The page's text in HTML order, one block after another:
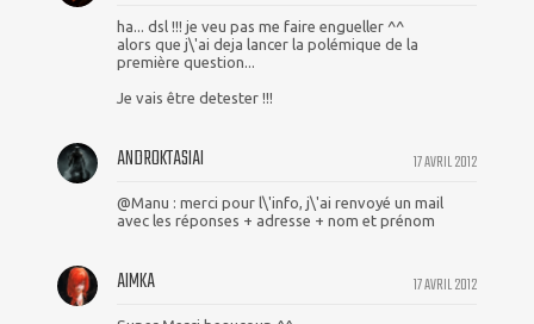
ha... dsl !!! je veu pas me faire engueller ^^
alors que j\'ai deja lancer la polémique de la
première question...
Je vais être detester !!!
17 AVRIL 2012
ANDROKTASIAI
@Manu : merci pour l\'info, j\'ai renvoyé un mail
avec les réponses + adresse + nom et prénom
17 AVRIL 2012
AIMKA